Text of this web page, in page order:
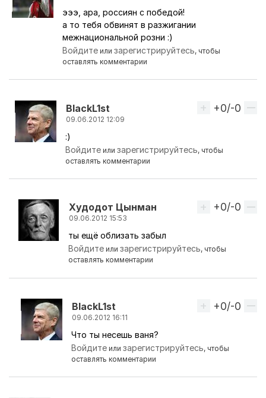
Ответ на комментарий пользователя
эээ, ара, россиян с победой!
а то тебя обвинят в разжигании
межнациональной розни :)
Войдите илизарегистрируйтесь, чтобы
оставлять комментарии
BlackL1st
09.06.2012 12:09
Ответ на комментарий пользователяMace
Вверх
+0/-0
:)
Войдите илизарегистрируйтесь, чтобы
оставлять комментарии
Худодот Цынман
09.06.2012 15:53
Ответ на комментарий пользователяBlackL1st
Вверх
+0/-0
ты ещё облизать забыл
Войдите илизарегистрируйтесь, чтобы
оставлять комментарии
BlackL1st
09.06.2012 16:11
Ответ на комментарий пользователяХудодот
Вверх
+0/-0
Что ты несешь ваня?
Войдите илизарегистрируйтесь, чтобы
оставлять комментарии